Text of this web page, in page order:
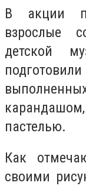
В акции
взрослые
детской
пастелью.
Как
своими